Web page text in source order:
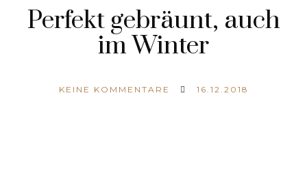
Perfekt gebräunt, auch
im Winter
KEINE KOMMENTARE 16.12.2018